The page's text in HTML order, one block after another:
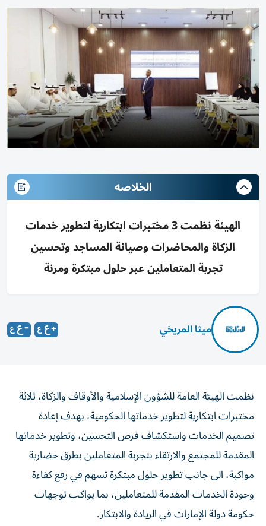
الخلاصه
الهيئة نظمت 3 مختبرات ابتكارية لتطوير خدمات
الزكاة والمحاضرات وصيانة المساجد وتحسين
تجربة المتعاملين عبر حلول مبتكرة ومرنة
ميثا المريخي
نظمت الهيئة العامة للشؤون الإسلامية والأوقاف والزكاة، ثلاثة
مختبرات ابتكارية لتطوير خدماتها الحكومية، بهدف إعادة
تصميم الخدمات واستكشاف فرص التحسين، وتطوير خدماتها
المقدمة للمجتمع والارتقاء بتجربة المتعاملين بطرق حضارية
مواكبة، الى جانب تطوير حلول مبتكرة تسهم في رفع كفاءة
وجودة الخدمات المقدمة للمتعاملين، بما يواكب توجهات
حكومة دولة الإمارات في الريادة والابتكار.